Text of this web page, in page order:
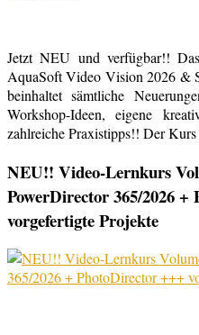
Jetzt NEU und verfügbar!!
AquaSoft Video Vision 2026 &
beinhaltet sämtliche
Workshop-Ideen, eigene
zahlreiche Praxistipps!! Der
NEU!! Video-Lernkurs
PowerDirector 365/2026
vorgefertigte Projekte